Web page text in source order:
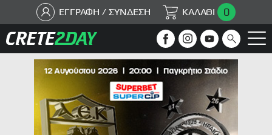
ΕΓΓΡΑΦΗ / ΣΥΝΔΕΣΗ ΚΑΛΑΘΙ 0